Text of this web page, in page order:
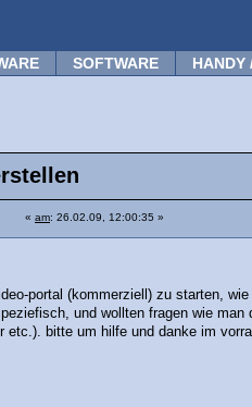
SOFTWARE HANDY
« am: 26.02.09, 12:00:35 »
portal (kommerziell) zu starten, wie
und wollten fragen wie man
etc.). bitte um hilfe und danke im